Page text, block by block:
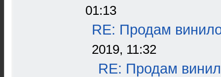
01:13
RE: Продам
2019, 11:32
RE: Продам